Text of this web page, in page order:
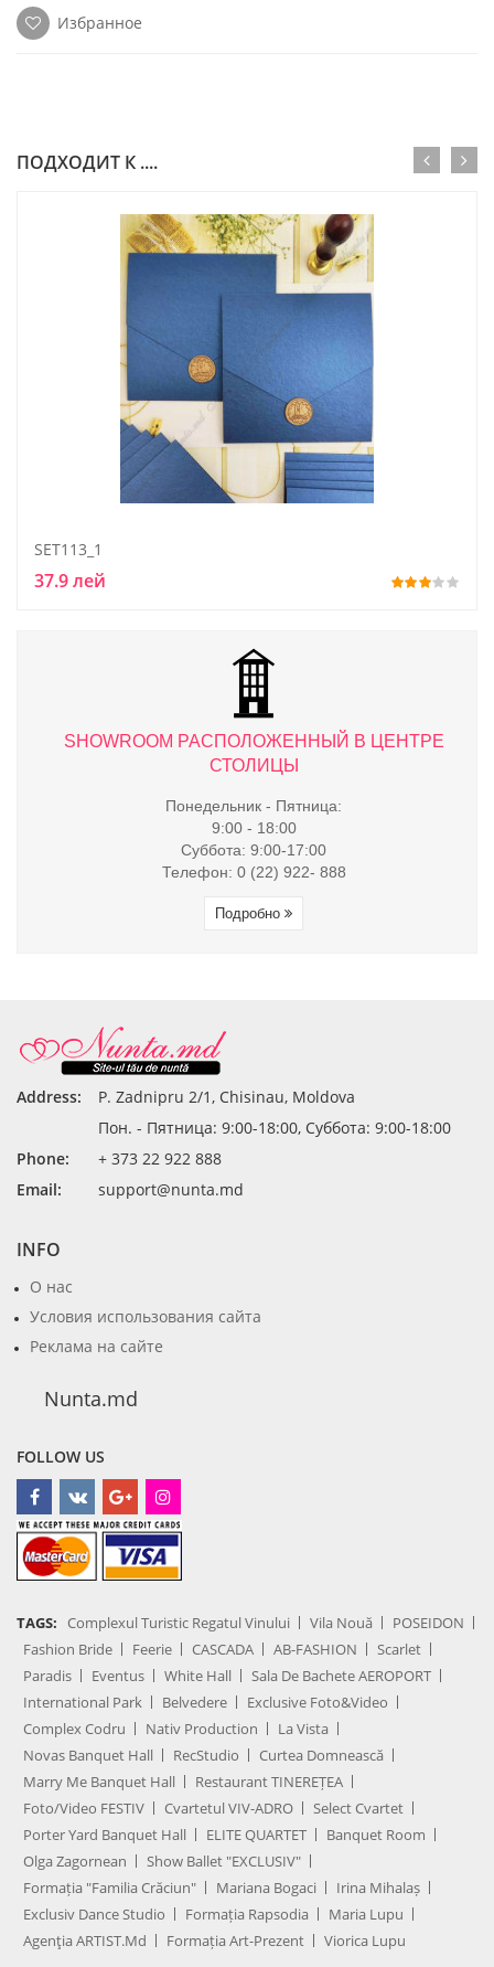
Избранное
ПОДХОДИТ К ....
SET113_1
37.9 лей
SHOWROOM РАСПОЛОЖЕННЫЙ В ЦЕНТРЕ
СТОЛИЦЫ
Понедельник - Пятница:
9:00 - 18:00
Суббота: 9:00-17:00
Телефон: 0 (22) 922- 888
Подробно
Address:
P. Zadnipru 2/1, Chisinau, Moldova
Пон. - Пятница: 9:00-18:00, Суббота: 9:00-18:00
Phone:
+ 373 22 922 888
Email:
support@nunta.md
INFO
О нас
Условия использования сайта
Реклама на сайте
Nunta.md
FOLLOW US
TAGS: Complexul Turistic Regatul Vinului Vila Nouă
POSEIDON
Fashion Bride
Feerie CASCADA AB-FASHION
Scarlet
Paradis
Eventus White Hall
Sala De Bachete AEROPORT
International Park
Belvedere
Exclusive Foto&Video
Complex Codru
Nativ Production
La Vista
Novas Banquet Hall
RecStudio
Curtea Domnească
Marry Me Banquet Hall
Restaurant TINEREȚEA
Foto/Video FESTIV
Cvartetul VIV-ADRO
Select Cvartet
Porter Yard Banquet Hall
ELITE QUARTET
Banquet Room
Olga Zagornean
Show Ballet "EXCLUSIV"
Formația "Familia Crăciun"
Mariana Bogaci
Irina Mihalaș
Exclusiv Dance Studio
Formația Rapsodia
Maria Lupu
Agenţia ARTIST.md
Formația Art-Prezent Viorica Lupu